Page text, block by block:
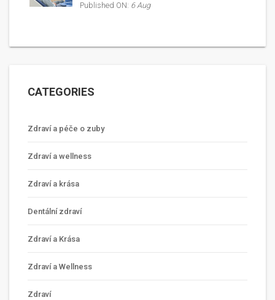
Published ON: 6 Aug
CATEGORIES
Zdraví a péče o zuby
Zdraví a wellness
Zdraví a krása
Dentální zdraví
Zdraví a Krása
Zdraví a Wellness
Zdraví